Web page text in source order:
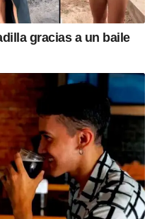
gracias a un baile